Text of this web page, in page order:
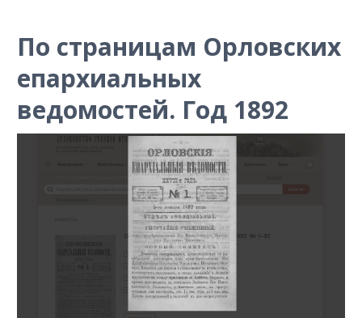
По страницам Орловских
епархиальных
ведомостей. Год 1892